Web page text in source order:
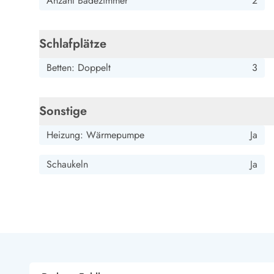
Nachhaltigkeit
Das sagen unsere Gäste
Sponsoren - Esmark unterstützt
Mietbedingungen
Datenschutzerklärung
Schlafplätze
Betten: Doppelt 3
Sonstige
Heizung: Wärmepumpe Ja
Schaukeln Ja